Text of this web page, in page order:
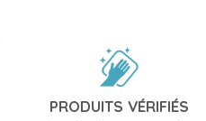
PRODUITS VÉRIFIÉS